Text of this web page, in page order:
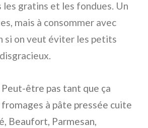
les gratins et les fondues. Un
mais à consommer avec
si on veut éviter les petits
Peut-être pas tant que ça
à pâte pressée cuite
Beaufort, Parmesan,